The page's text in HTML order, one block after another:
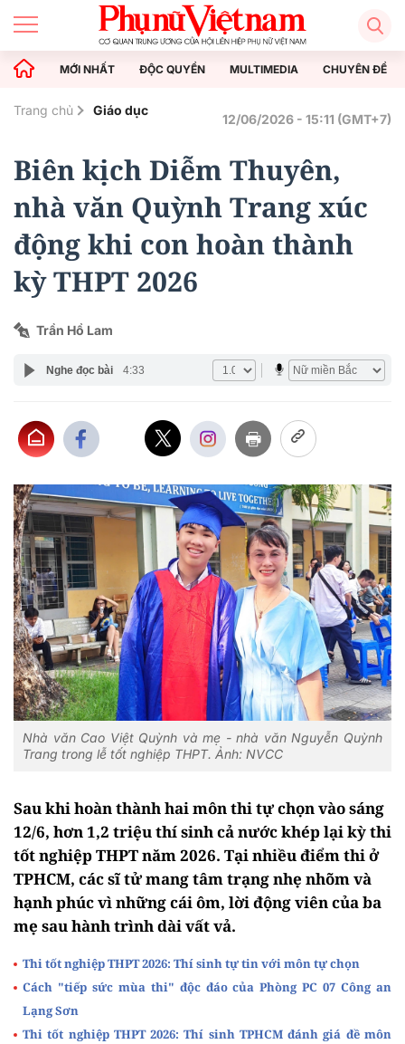
MỚI NHẤT ĐỘC QUYỀN MULTIMEDIA CHUYÊN ĐỀ
Trang chủ Giáo dục
12/06/2026 - 15:11 (GMT+7)
Biên kịch Diễm Thuyên,
nhà văn Quỳnh Trang xúc
động khi con hoàn thành
kỳ THPT 2026
Trần Hồ Lam
Nghe đọc bài 4:33
Nhà văn Cao Việt Quỳnh và mẹ - nhà văn Nguyễn Quỳnh
Trang trong lễ tốt nghiệp THPT. Ảnh: NVCC
Sau khi hoàn thành hai môn thi tự chọn vào sáng
12/6, hơn 1,2 triệu thí sinh cả nước khép lại kỳ thi
tốt nghiệp THPT năm 2026. Tại nhiều điểm thi ở
TPHCM, các sĩ tử mang tâm trạng nhẹ nhõm và
hạnh phúc vì những cái ôm, lời động viên của ba
mẹ sau hành trình dài vất vả.
Thi tốt nghiệp THPT 2026: Thí sinh tự tin với môn tự chọn
Cách "tiếp sức mùa thi" độc đáo của Phòng PC 07 Công an
Lạng Sơn
Thi tốt nghiệp THPT 2026: Thí sinh TPHCM đánh giá đề môn